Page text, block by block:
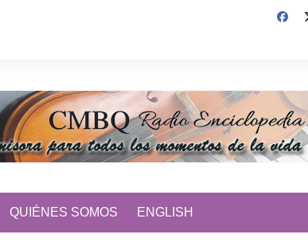
QUIÉNES SOMOS ENGLISH